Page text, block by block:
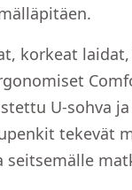
korkeat
U-sohva
tekevät
seitsemälle